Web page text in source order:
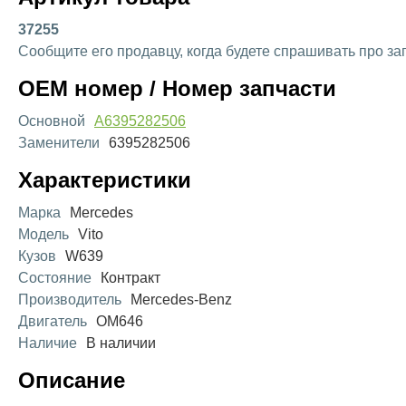
37255
Сообщите его продавцу, когда будете спрашивать про
OEM номер / Номер запчасти
Основной
A6395282506
Заменители
6395282506
Характеристики
Марка
Mercedes
Модель Vito
Кузов
W639
Состояние
Контракт
Производитель
Mercedes-Benz
Двигатель OM646
Наличие
В наличии
Описание